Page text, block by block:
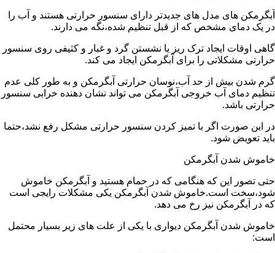
آبگرمکن های مدل های جدیدتر دارای سنسور حرارتی هستند و آب را
در یک دمای مشخص که از قبل تنظیم شده،نگه می دارند.
گاهی اوقات ایجاد ترک ریز یا نشستن گرد و غبار و کثیفی روی سنسور
حرارتی مشکلاتی را برای آبگرمکن ایجاد می کند.
گرم شدن بیش از حد آب،نوسان حرارتی آبگرمکن و به طور کلی عدم
تنظیم دمای آب خروجی آبگرمکن می تواند نشان دهنده خرابی سنسور
حرارتی باشد.
در این صورت اگر با تمیز کردن سنسور حرارتی مشکل رفع نشد،حتما
باید تعویض شود.
خاموش شدن آبگرمکن
حتی تصور این که هنگامی که در حمام هستید و آبگرمکن خاموش
شود،سخت است.خاموش شدن آبگرمکن یکی مشکلات رایجی است
که در آبگرمکن نیز رخ می دهد.
خاموش شدن آبگرمکن دیواری با یکی از علت های زیر بسیار محتمل
است: